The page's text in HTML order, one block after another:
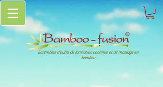
Ensembles d'outils de formation continue et de massage en
bambou